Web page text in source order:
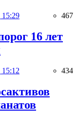
15:29 467
16 лет
15:12 434